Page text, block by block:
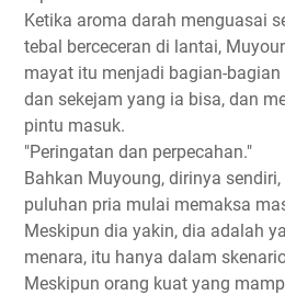
Ketika aroma darah menguasai
tebal berceceran di lantai,
mayat itu menjadi bagian-
dan sekejam yang ia bisa, dan
pintu masuk.
"Peringatan dan perpecahan."
Bahkan Muyoung, dirinya
puluhan pria mulai memaksa
Meskipun dia yakin, dia adalah
menara, itu hanya dalam
Meskipun orang kuat yang